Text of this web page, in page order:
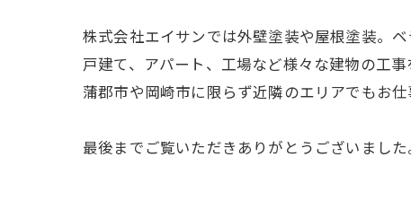
株式会社エイサンでは外壁塗装や屋根塗装。ベ
戸建て、アパート、工場など様々な建物の工事
蒲郡市や岡崎市に限らず近隣のエリアでもお仕
最後までご覧いただきありがとうございました